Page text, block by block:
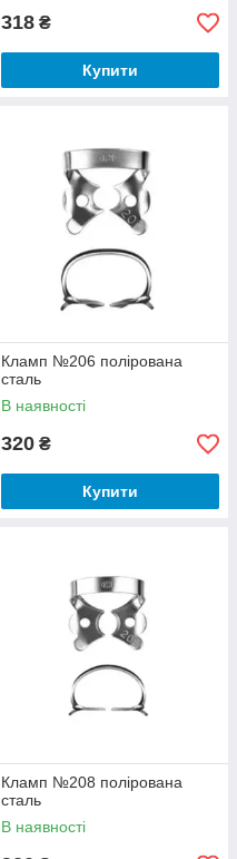
318 ₴
Купити
Кламп №206 полірована
сталь
В наявності
320 ₴
Купити
Кламп №208 полірована
сталь
В наявності